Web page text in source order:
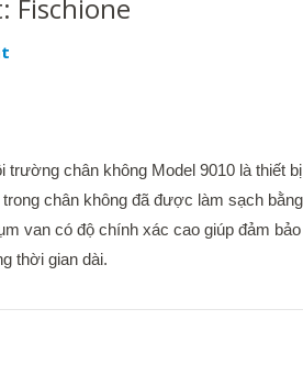
Fischione
trường chân không Model 9010 là thiết
chân không đã được làm sạch
van có độ chính xác cao giúp đảm
thời gian dài.